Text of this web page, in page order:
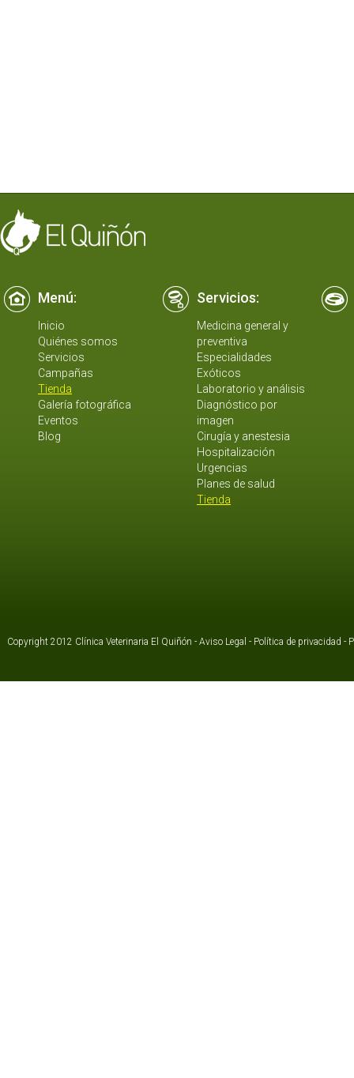
Menú: Servicios:
Inicio
Quiénes somos
Servicios
Campañas
Tienda
Galería fotográfica
Eventos
Blog
Medicina general y
preventiva
Especialidades
Exóticos
Laboratorio y análisis
Diagnóstico por
imagen
Cirugía y anestesia
Hospitalización
Urgencias
Planes de salud
Tienda
Copyright 2012 Clínica Veterinaria El Quiñón - Aviso Legal - Política de privacidad -